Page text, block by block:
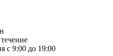
с 9:00 до 19:00